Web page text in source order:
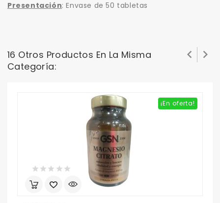
Presentación: Envase de 50 tabletas
16 Otros Productos En La Misma
Categoría:
¡En oferta!
 